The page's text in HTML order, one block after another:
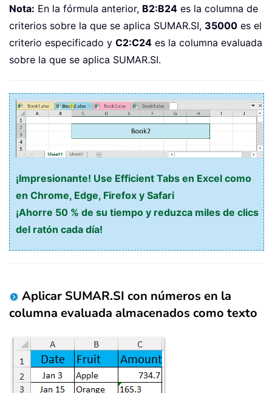
Nota: En la fórmula anterior, B2:B24 es la columna de
criterios sobre la que se aplica SUMAR.SI, 35000 es el
criterio especificado y C2:C24 es la columna evaluada
sobre la que se aplica SUMAR.SI.
¡Impresionante! Use Efficient Tabs en Excel como
en Chrome, Edge, Firefox y Safari
¡Ahorre 50 % de su tiempo y reduzca miles de clics
del ratón cada día!
Aplicar SUMAR.SI con números en la
columna evaluada almacenados como texto